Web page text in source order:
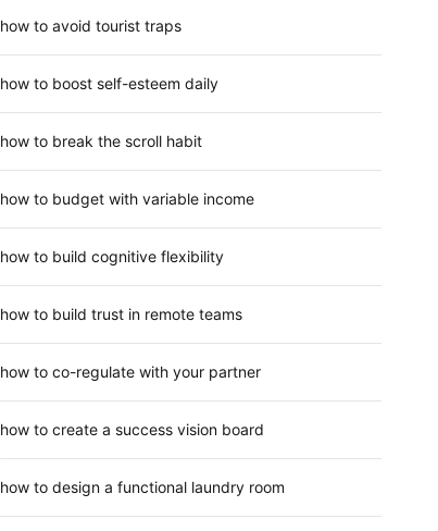
how to avoid tourist traps
how to boost self-esteem daily
how to break the scroll habit
how to budget with variable income
how to build cognitive flexibility
how to build trust in remote teams
how to co-regulate with your partner
how to create a success vision board
how to design a functional laundry room